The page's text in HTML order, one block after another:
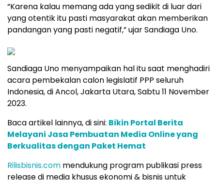
“Karena kalau memang ada yang sedikit di luar dari
yang otentik itu pasti masyarakat akan memberikan
pandangan yang pasti negatif,” ujar Sandiaga Uno.
Sandiaga Uno menyampaikan hal itu saat menghadiri
acara pembekalan calon legislatif PPP seluruh
Indonesia, di Ancol, Jakarta Utara, Sabtu 11 November
2023.
Baca artikel lainnya, di sini: Bikin Portal Berita
Melayani Jasa Pembuatan Media Online yang
Berkualitas dengan Paket Hemat
Rilisbisnis.com mendukung program publikasi press
release di media khusus ekonomi & bisnis untuk